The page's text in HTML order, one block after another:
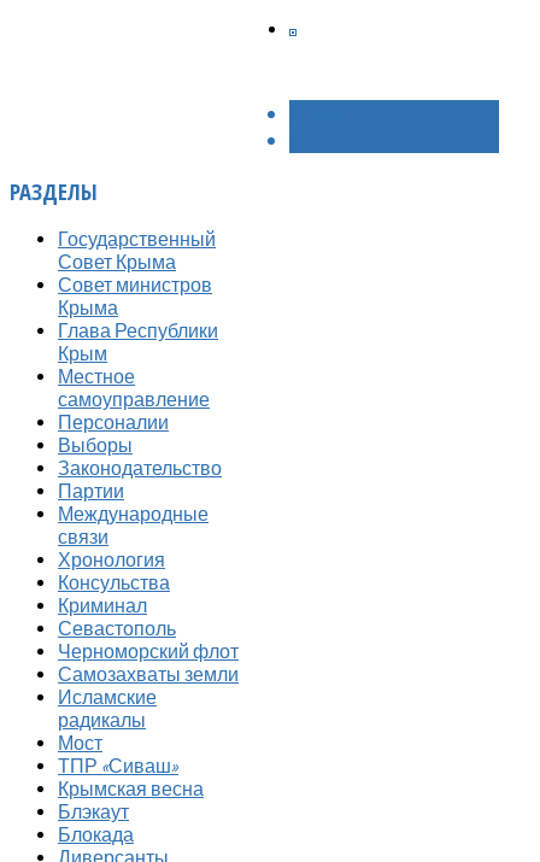
РАЗДЕЛЫ
Государственный
Совет Крыма
Совет министров
Крыма
Глава Республики
Крым
Местное
самоуправление
Персоналии
Выборы
Законодательство
Партии
Международные
связи
Хронология
Консульства
Криминал
Севастополь
Черноморский флот
Самозахваты земли
Исламские
радикалы
Мост
ТПР «Сиваш»
Крымская весна
Блэкаут
Блокада
Диверсанты